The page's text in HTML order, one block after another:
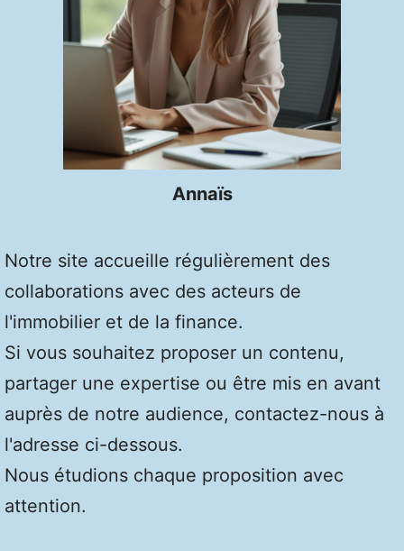
Annaïs
Notre site accueille régulièrement des
collaborations avec des acteurs de
l'immobilier et de la finance.
Si vous souhaitez proposer un contenu,
partager une expertise ou être mis en avant
auprès de notre audience, contactez-nous à
l'adresse ci-dessous.
Nous étudions chaque proposition avec
attention.